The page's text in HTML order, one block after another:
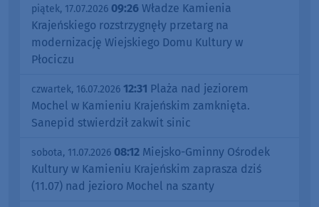
piątek, 17.07.2026 09:26 Władze Kamienia
Krajeńskiego rozstrzygnęły przetarg na
modernizację Wiejskiego Domu Kultury w
Płociczu
czwartek, 16.07.2026 12:31 Plaża nad jeziorem
Mochel w Kamieniu Krajeńskim zamknięta.
Sanepid stwierdził zakwit sinic
sobota, 11.07.2026 08:12 Miejsko-Gminny Ośrodek
Kultury w Kamieniu Krajeńskim zaprasza dziś
(11.07) nad jezioro Mochel na szanty